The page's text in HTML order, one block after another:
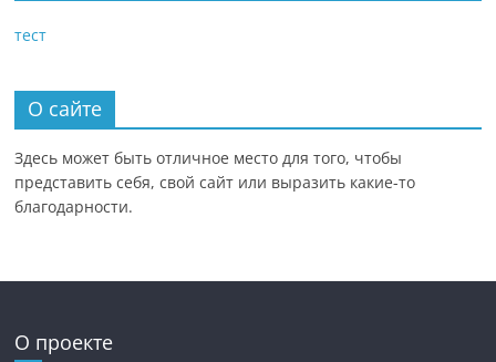
тест
О сайте
Здесь может быть отличное место для того, чтобы
представить себя, свой сайт или выразить какие-то
благодарности.
О проекте